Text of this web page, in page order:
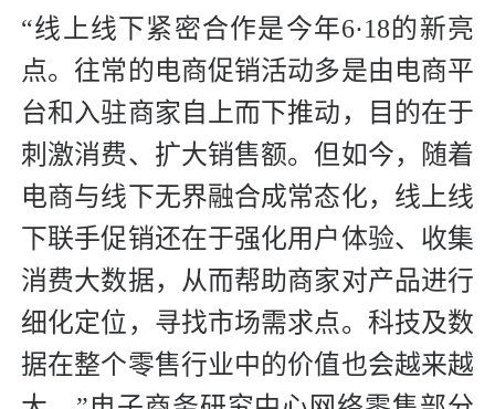
“线上线下紧密合作是今年6·18的新亮
点。往常的电商促销活动多是由电商平
台和入驻商家自上而下推动，目的在于
刺激消费、扩大销售额。但如今，随着
电商与线下无界融合成常态化，线上线
下联手促销还在于强化用户体验、收集
消费大数据，从而帮助商家对产品进行
细化定位，寻找市场需求点。科技及数
据在整个零售行业中的价值也会越来越